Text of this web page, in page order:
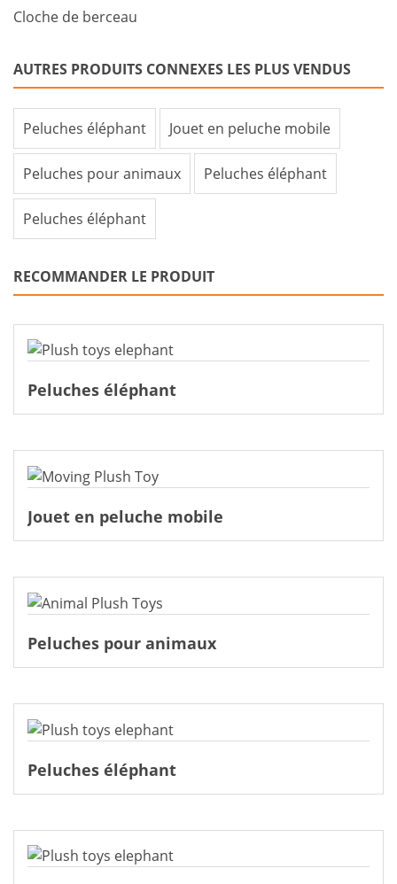
Cloche de berceau
AUTRES PRODUITS CONNEXES LES PLUS VENDUS
Peluches éléphant Jouet en peluche mobile
Peluches pour animaux Peluches éléphant
Peluches éléphant
RECOMMANDER LE PRODUIT
Peluches éléphant
Jouet en peluche mobile
Peluches pour animaux
Peluches éléphant